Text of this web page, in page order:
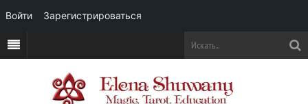
Войти Зарегистрироваться